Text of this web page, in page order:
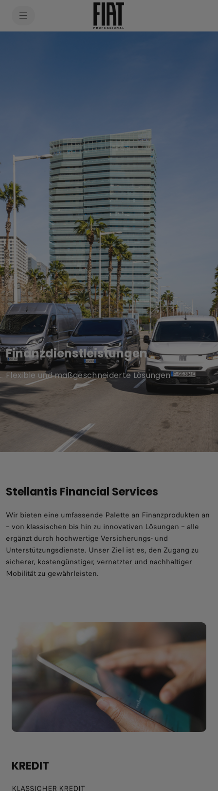
Finanzdienstleistungen
Flexible und maßgeschneiderte Lösungen
Stellantis Financial Services
Wir bieten eine umfassende Palette an Finanzprodukten an
– von klassischen bis hin zu innovativen Lösungen – alle
ergänzt durch hochwertige Versicherungs- und
Unterstützungsdienste. Unser Ziel ist es, den Zugang zu
sicherer, kostengünstiger, vernetzter und nachhaltiger
Mobilität zu gewährleisten.
KREDIT​
KLASSICHER KREDIT​